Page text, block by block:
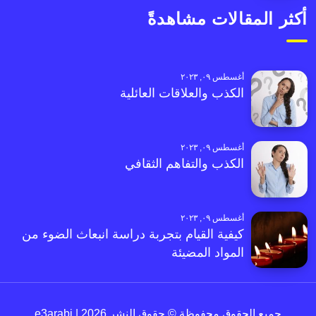
أكثر المقالات مشاهدةً
أغسطس ٠٩, ٢٠٢٣
الكذب والعلاقات العائلية
أغسطس ٠٩, ٢٠٢٣
الكذب والتفاهم الثقافي
أغسطس ٠٩, ٢٠٢٣
كيفية القيام بتجربة دراسة انبعاث الضوء من
المواد المضيئة
جميع الحقوق محفوظة © حقوق النشر 2026 | e3arabi